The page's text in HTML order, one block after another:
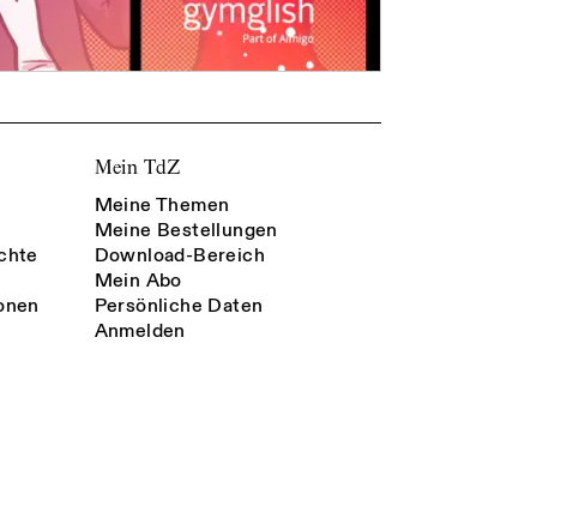
Mein TdZ
Meine Themen
Meine Bestellungen
Download-Bereich
Mein Abo
Persönliche Daten
Anmelden